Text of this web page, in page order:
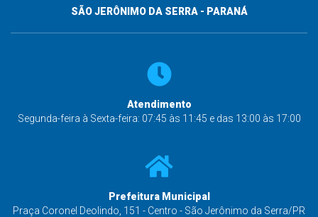
SÃO JERÔNIMO DA SERRA - PARANÁ
Atendimento
Segunda-feira à Sexta-feira: 07:45 às 11:45 e das 13:00 às 17:00
Prefeitura Municipal
Praça Coronel Deolindo, 151 - Centro - São Jerônimo da Serra/PR